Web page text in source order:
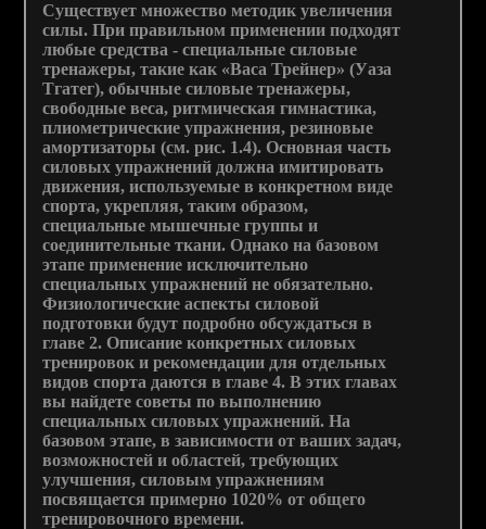
Существует множество методик увеличения
силы. При правильном применении подходят
любые средства - специальные силовые
тренажеры, такие как «Васа Трейнер» (Уаза
Тгатег), обычные силовые тренажеры,
свободные веса, ритмическая гимнастика,
плиометрические упражнения, резиновые
амортизаторы (см. рис. 1.4). Основная часть
силовых упражнений должна имитировать
движения, используемые в конкретном виде
спорта, укрепляя, таким образом,
специальные мышечные группы и
соединительные ткани. Однако на базовом
этапе применение исключительно
специальных упражнений не обязательно.
Физиологические аспекты силовой
подготовки будут подробно обсуждаться в
главе 2. Описание конкретных силовых
тренировок и рекомендации для отдельных
видов спорта даются в главе 4. В этих главах
вы найдете советы по выполнению
специальных силовых упражнений. На
базовом этапе, в зависимости от ваших задач,
возможностей и областей, требующих
улучшения, силовым упражнениям
посвящается примерно 1020% от общего
тренировочного времени.